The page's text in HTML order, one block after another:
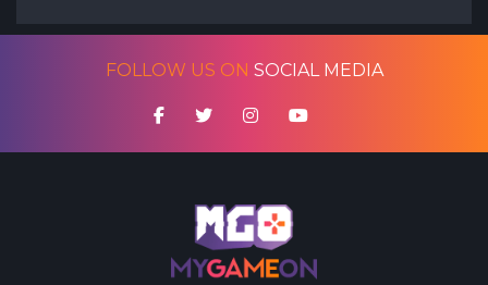
FOLLOW US ON SOCIAL MEDIA